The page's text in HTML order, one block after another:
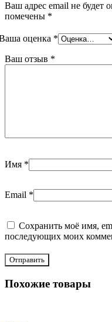
Ваш адрес email не будет
помечены *
оценка *
Ваш отзыв *
Имя *
Email *
Сохранить моё имя,
последующих моих
Похожие товары